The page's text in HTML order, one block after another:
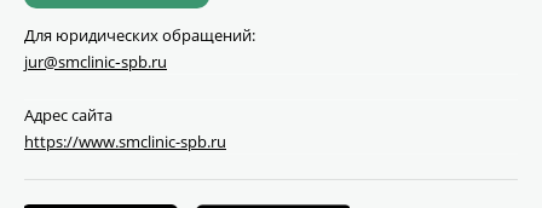
Для юридических обращений:
jur@smclinic‑spb.ru
Адрес сайта
https://www.smclinic-spb.ru